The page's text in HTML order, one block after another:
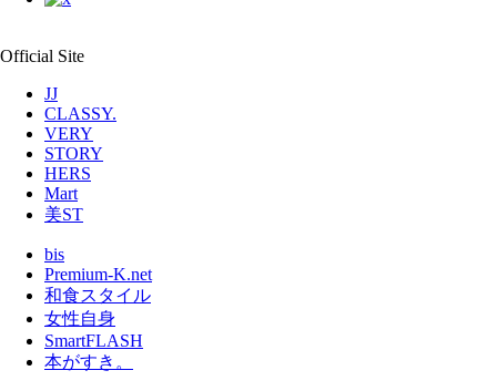
Official Site
JJ
CLASSY.
VERY
STORY
HERS
Mart
美ST
bis
Premium-K.net
和食スタイル
女性自身
SmartFLASH
本がすき。